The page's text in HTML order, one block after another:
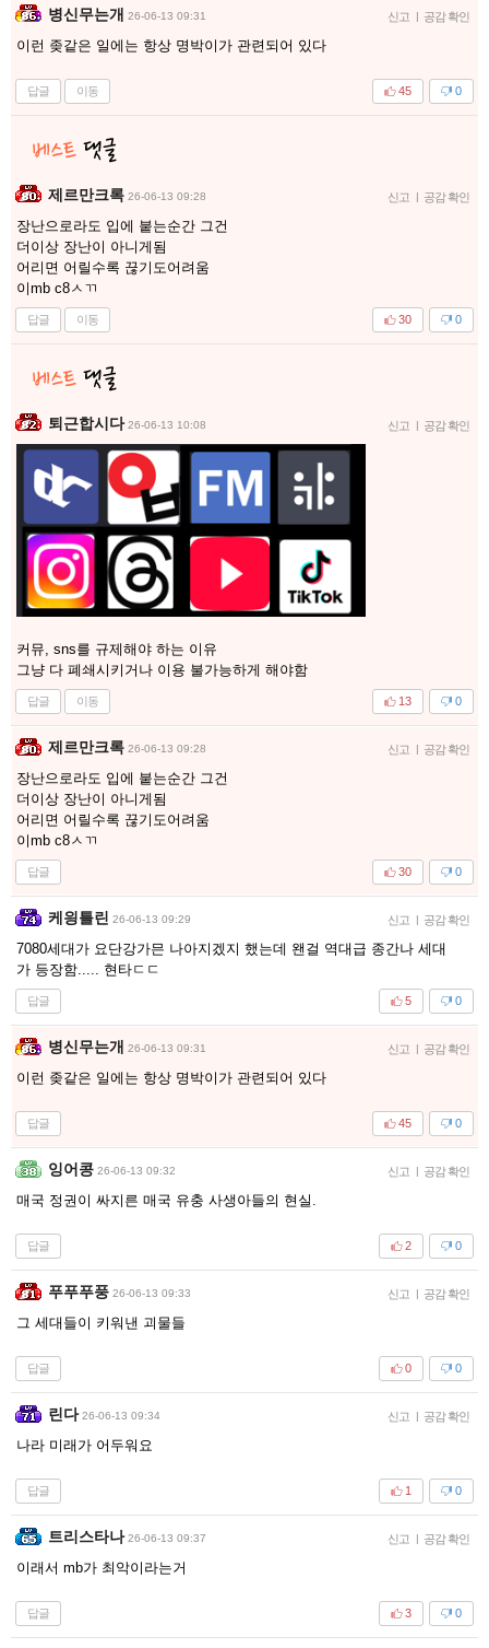
병신무는개 26-06-13 09:31 신고 | 공감 확인
이런 좆같은 일에는 항상 명박이가 관련되어 있다
답글 이동 0
45
제르만크록 26-06-13 09:28 신고 | 공감 확인
장난으로라도 입에 붙는순간 그건
더이상 장난이 아니게됨
어리면 어릴수록 끊기도어려움
이mb c8ㅅㄲ
답글 이동 0
30
퇴근합시다 26-06-13 10:08 신고 | 공감 확인
커뮤, sns를 규제해야 하는 이유
그냥 다 폐쇄시키거나 이용 불가능하게 해야함
답글 이동 0
13
제르만크록 26-06-13 09:28 신고 | 공감 확인
장난으로라도 입에 붙는순간 그건
더이상 장난이 아니게됨
어리면 어릴수록 끊기도어려움
이mb c8ㅅㄲ
답글 0
30
케읭틀린 26-06-13 09:29 신고 | 공감 확인
7080세대가 요단강가믄 나아지겠지 했는데 왠걸 역대급 종간나 세대
가 등장함..... 현타ㄷㄷ
답글 0
5
병신무는개 26-06-13 09:31 신고 | 공감 확인
이런 좆같은 일에는 항상 명박이가 관련되어 있다
답글 0
45
잉어콩 26-06-13 09:32 신고 | 공감 확인
매국 정권이 싸지른 매국 유충 사생아들의 현실.
답글 0
2
푸푸푸풍 26-06-13 09:33 신고 | 공감 확인
그 세대들이 키워낸 괴물들
답글 0
0
린다 26-06-13 09:34 신고 | 공감 확인
나라 미래가 어두워요
답글 0
1
트리스타나 26-06-13 09:37 신고 | 공감 확인
이래서 mb가 최악이라는거
답글 0
3